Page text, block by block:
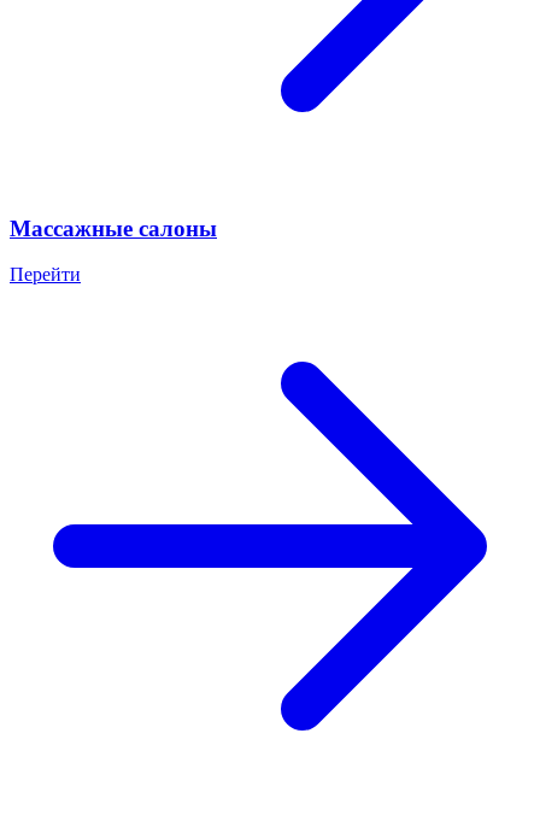
Массажные салоны
Перейти